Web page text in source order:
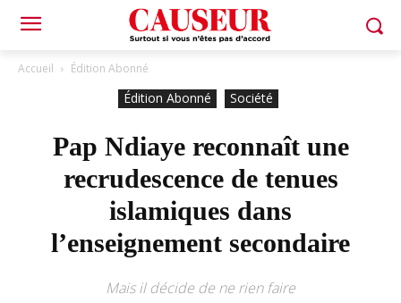
Accueil Édition Abonné
Édition Abonné Société
Pap Ndiaye reconnaît une
recrudescence de tenues
islamiques dans
l’enseignement secondaire
Mais il décide de ne rien faire